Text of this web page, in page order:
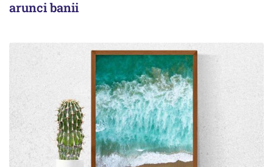
arunci banii